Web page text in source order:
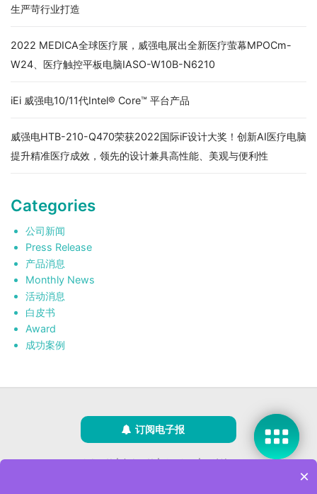
生严苛行业打造
2022 MEDICA全球医疗展，威强电展出全新医疗萤幕MPOCm-
W24、医疗触控平板电脑IASO-W10B-N6210
iEi 威强电10/11代Intel® Core™ 平台产品
威强电HTB-210-Q470荣获2022国际iF设计大奖！创新AI医疗电脑
提升精准医疗成效，领先的设计兼具高性能、美观与便利性
Categories
公司新闻
Press Release
产品消息
Monthly News
活动消息
白皮书
Award
成功案例
订阅电子报
隐私政策|安全政策|使用条款|网站地图
×